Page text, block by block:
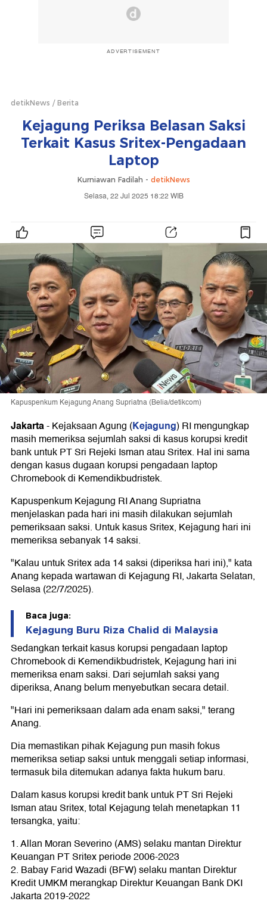
ADVERTISEMENT
detikNews Berita
Kejagung Periksa Belasan Saksi
Terkait Kasus Sritex-Pengadaan
Laptop
Kurniawan Fadilah - detikNews
Selasa, 22 Jul 2025 18:22 WIB
Kapuspenkum Kejagung Anang Supriatna (Belia/detikcom)
Jakarta-Kejaksaan Agung (Kejagung) RI mengungkap
masih memeriksa sejumlah saksi di kasus korupsi kredit
bank untuk PT Sri Rejeki Isman atau Sritex. Hal ini sama
dengan kasus dugaan korupsi pengadaan laptop
Chromebook di Kemendikbudristek.
Kapuspenkum Kejagung RI Anang Supriatna
menjelaskan pada hari ini masih dilakukan sejumlah
pemeriksaan saksi. Untuk kasus Sritex, Kejagung hari ini
memeriksa sebanyak 14 saksi.
"Kalau untuk Sritex ada 14 saksi (diperiksa hari ini)," kata
Anang kepada wartawan di Kejagung RI, Jakarta Selatan,
Selasa (22/7/2025).
Baca juga:
Kejagung Buru Riza Chalid di Malaysia
Sedangkan terkait kasus korupsi pengadaan laptop
Chromebook di Kemendikbudristek, Kejagung hari ini
memeriksa enam saksi. Dari sejumlah saksi yang
diperiksa, Anang belum menyebutkan secara detail.
"Hari ini pemeriksaan dalam ada enam saksi," terang
Anang.
Dia memastikan pihak Kejagung pun masih fokus
memeriksa setiap saksi untuk menggali setiap informasi,
termasuk bila ditemukan adanya fakta hukum baru.
Dalam kasus korupsi kredit bank untuk PT Sri Rejeki
Isman atau Sritex, total Kejagung telah menetapkan 11
tersangka, yaitu:
1. Allan Moran Severino (AMS) selaku mantan Direktur
Keuangan PT Sritex periode 2006-2023
2. Babay Farid Wazadi (BFW) selaku mantan Direktur
Kredit UMKM merangkap Direktur Keuangan Bank DKI
Jakarta 2019-2022